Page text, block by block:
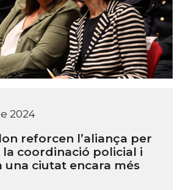
2024
reforcen l’aliança per
la coordinació policial i
una ciutat encara més